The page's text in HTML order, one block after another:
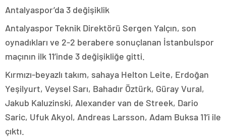
Antalyaspor’da 3 değişiklik
Antalyaspor Teknik Direktörü Sergen Yalçın, son
oynadıkları ve 2-2 berabere sonuçlanan İstanbulspor
maçının ilk 11’inde 3 değişikliğe gitti.
Kırmızı-beyazlı takım, sahaya Helton Leite, Erdoğan
Yeşilyurt, Veysel Sarı, Bahadır Öztürk, Güray Vural,
Jakub Kaluzinski, Alexander van de Streek, Dario
Saric, Ufuk Akyol, Andreas Larsson, Adam Buksa 11’i ile
çıktı.